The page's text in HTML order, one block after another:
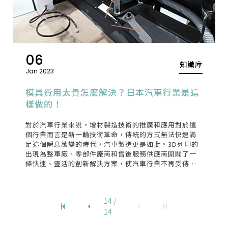
06
Jan 2023
知識庫
模具費用太貴怎麼解決？日本汽車行業是這
樣做的！
對於汽車行業來說，增材製造技術的推廣和應用對於這
個行業而言是新一輪技術革命，傳統的方式無法快速滿
足這個瞬息萬變的時代，汽車製造更是如此。3D列印的
出現為整車廠、零部件廠商和售後服務供應商開闢了一
條快速、靈活的創新解決方案，使汽車行業不再受傳統
14 /
14